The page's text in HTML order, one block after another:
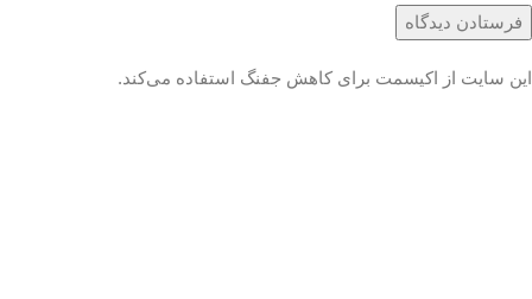
این سایت از اکیسمت برای کاهش جفنگ استفاده می‌کند.